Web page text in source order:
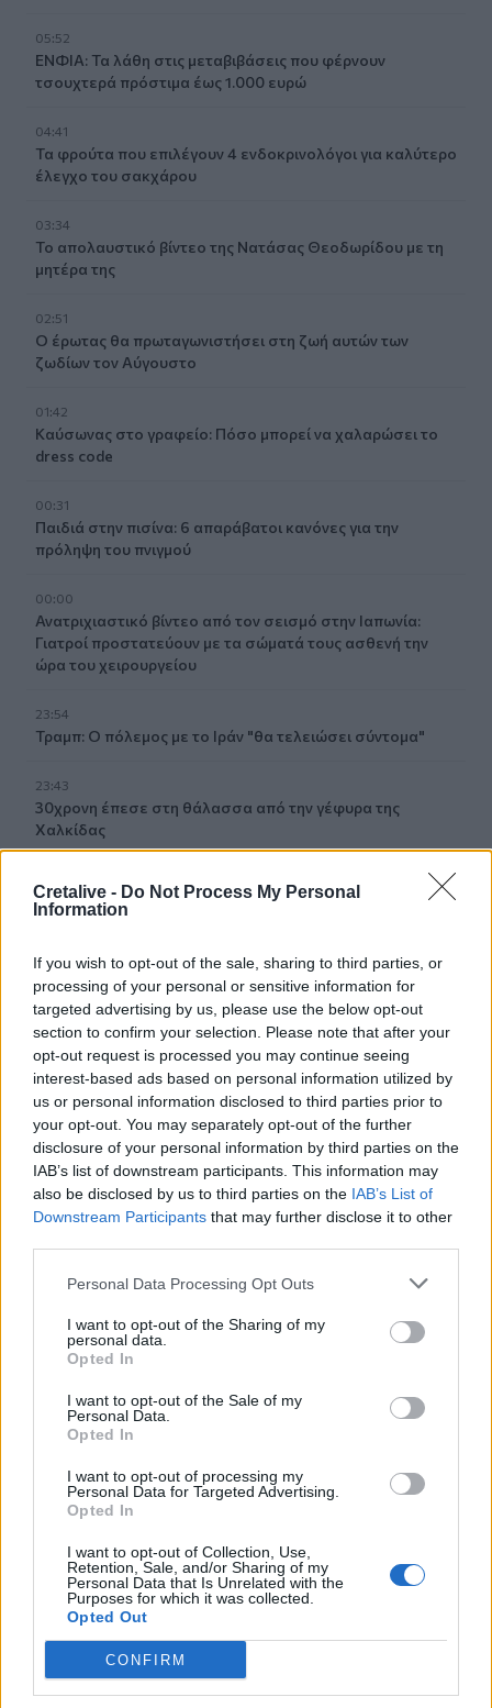
Cretalive - Do Not Process My Personal
Information
If you wish to opt-out of the sale, sharing to third parties, or
processing of your personal or sensitive information for
targeted advertising by us, please use the below opt-out
section to confirm your selection. Please note that after your
opt-out request is processed you may continue seeing
interest-based ads based on personal information utilized by
us or personal information disclosed to third parties prior to
your opt-out. You may separately opt-out of the further
disclosure of your personal information by third parties on the
IAB’s list of downstream participants. This information may
also be disclosed by us to third parties on the IAB’s List of
Downstream Participants that may further disclose it to other
Personal Data Processing Opt Outs
I want to opt-out of the Sharing of my
personal data.
Opted In
I want to opt-out of the Sale of my
Personal Data.
Opted In
I want to opt-out of processing my
Personal Data for Targeted Advertising.
Opted In
I want to opt-out of Collection, Use,
Retention, Sale, and/or Sharing of my
Personal Data that Is Unrelated with the
Purposes for which it was collected.
Opted Out
CONFIRM
05:52
ΕΝΦΙΑ: Τα λάθη στις μεταβιβάσεις που φέρνουν
τσουχτερά πρόστιμα έως 1.000 ευρώ
04:41
Τα φρούτα που επιλέγουν 4 ενδοκρινολόγοι για καλύτερο
έλεγχο του σακχάρου
03:34
Το απολαυστικό βίντεο της Νατάσας Θεοδωρίδου με τη
μητέρα της
02:51
Ο έρωτας θα πρωταγωνιστήσει στη ζωή αυτών των
ζωδίων τον Αύγουστο
01:42
Καύσωνας στο γραφείο: Πόσο μπορεί να χαλαρώσει το
dress code
00:31
Παιδιά στην πισίνα: 6 απαράβατοι κανόνες για την
πρόληψη του πνιγμού
00:00
Ανατριχιαστικό βίντεο από τον σεισμό στην Ιαπωνία:
Γιατροί προστατεύουν με τα σώματά τους ασθενή την
ώρα του χειρουργείου
23:54
Τραμπ: Ο πόλεμος με το Ιράν "θα τελειώσει σύντομα"
23:43
30χρονη έπεσε στη θάλασσα από την γέφυρα της
Χαλκίδας
Οι «μαύρες χήρες» της Ρωσίας: Παντρεύονται
23:25
Ρόδος: Έσπασε ο κάβος και τραυμάτισε ναυτικό
23:19
Τραγωδία στην Εύβοια: Νεκρός 37χρονος μετά από
τροχαίο με αγριογούρουνο
Φωτιές σε Σκύρο και Λακωνία: Συνελήφθησαν 63χρονη
και 71χρονος
23:07
Χανιά: ΕΔΕ για την υπόθεση της 75χρονης που βρέθηκε
23:00
Ιταλία: Στη Νάπολη καταγράφηκε θερμοκρασία-ρεκόρ 48
22:32
κατηγορούμενη για εμπρησμό
Αυτές είναι οι πιο επικίνδυνες εβδομάδες για μεγάλες
πυρκαγιές
Χρήστος Δάντης: «Δεν περίμενα την αχαριστία, 22 χρόνια
μετά και συνάδελφοι προσπαθούν να ξεχάσουν ότι
έγραψα αυτό το τραγούδι»